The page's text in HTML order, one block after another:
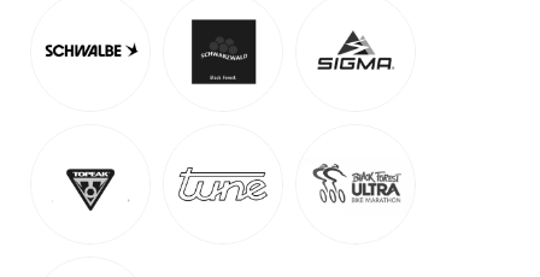
Detail Anzeigen